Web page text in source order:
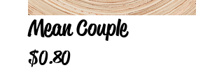
Mean Couple
$0.80Precio